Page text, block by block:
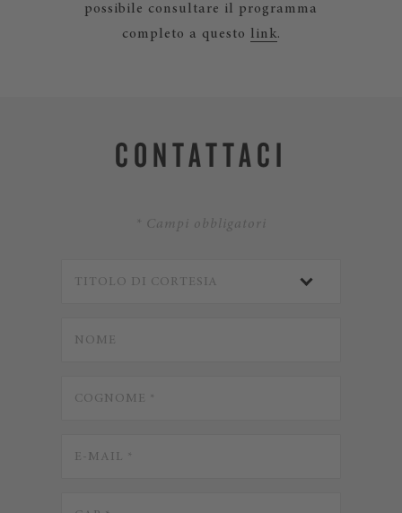
possibile consultare il programma
completo a questo link.
CONTATTACI
* Campi obbligatori